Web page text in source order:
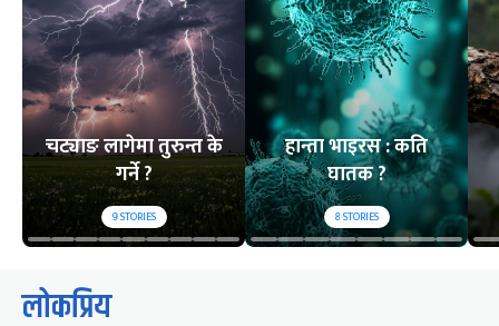
चट्याङ लागेमा तुरुन्त के
गर्ने ?
9STORIES
हान्ता भाइरस : कति
घातक ?
8STORIES
लोकप्रिय